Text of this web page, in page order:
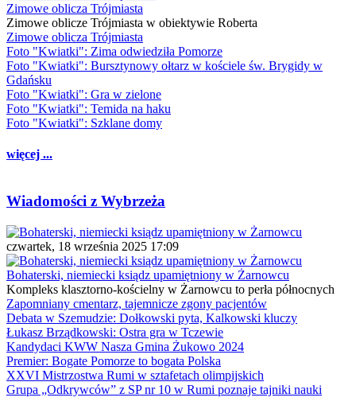
Zimowe oblicza Trójmiasta
Zimowe oblicze Trójmiasta w obiektywie Roberta
Zimowe oblicza Trójmiasta
Foto "Kwiatki": Zima odwiedziła Pomorze
Foto "Kwiatki": Bursztynowy ołtarz w kościele św. Brygidy w
Gdańsku
Foto "Kwiatki": Gra w zielone
Foto "Kwiatki": Temida na haku
Foto "Kwiatki": Szklane domy
więcej ...
Wiadomości z Wybrzeża
czwartek, 18 września 2025 17:09
Bohaterski, niemiecki ksiądz upamiętniony w Żarnowcu
Kompleks klasztorno-kościelny w Żarnowcu to perła północnych
Zapomniany cmentarz, tajemnicze zgony pacjentów
Debata w Szemudzie: Dołkowski pyta, Kalkowski kluczy
Łukasz Brządkowski: Ostra gra w Tczewie
Kandydaci KWW Nasza Gmina Żukowo 2024
Premier: Bogate Pomorze to bogata Polska
XXVI Mistrzostwa Rumi w sztafetach olimpijskich
Grupa „Odkrywców” z SP nr 10 w Rumi poznaje tajniki nauki